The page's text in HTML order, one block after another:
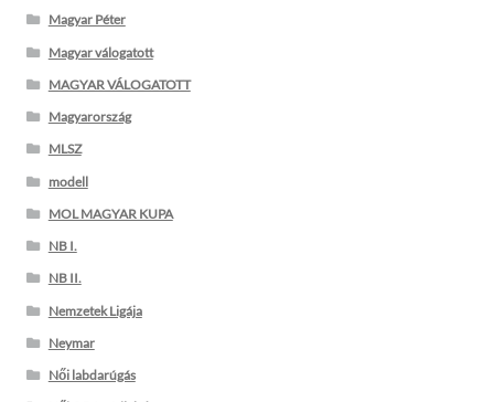
Magyar Péter
Magyar válogatott
MAGYAR VÁLOGATOTT
Magyarország
MLSZ
modell
MOL MAGYAR KUPA
NB I.
NB II.
Nemzetek Ligája
Neymar
Női labdarúgás